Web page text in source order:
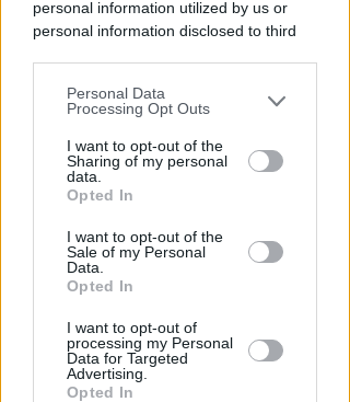
personal information utilized by us or
personal information disclosed to third
You may separately opt-out of the further
disclosure of your personal information
by third parties on the IAB’s list of
downstream participants.
by us to third parties on the IAB’s List of
Downstream Participants that may
further disclose it to other third parties.
Personal Data
Processing Opt Outs
I want to opt-out of the
Sharing of my personal
data.
Opted In
I want to opt-out of the
Sale of my Personal
Data.
Opted In
I want to opt-out of
processing my Personal
Data for Targeted
Advertising.
Opted In
CRER FIGC LND
Ecco i gironi di Eccellenza:
girone A
Icaro Sport